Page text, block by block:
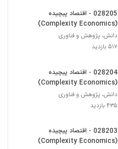
028214 - سیستم های غیرخطی
028215 - سیستم های غیرخطی
028205 - اقتصاد پیچیده
(Complexity Economics)
دانش، پژوهش و فناوری
۵۱۷ بازدید
028204 - اقتصاد پیچیده
(Complexity Economics)
دانش، پژوهش و فناوری
۴۳۵ بازدید
028203 - اقتصاد پیچیده
(Complexity Economics)